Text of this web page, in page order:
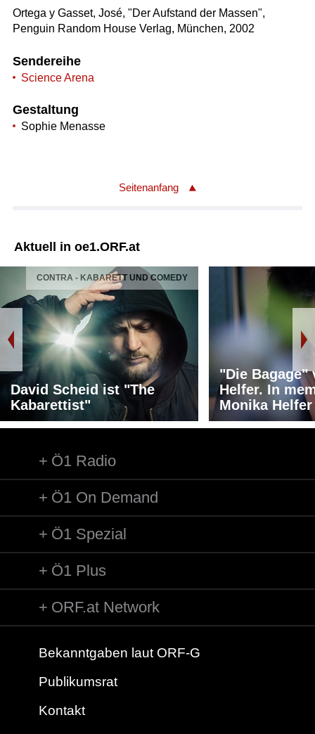
Ortega y Gasset, José, "Der Aufstand der Massen",
Penguin Random House Verlag, München, 2002
Sendereihe
Science Arena
Gestaltung
Sophie Menasse
Seitenanfang
Aktuell in oe1.ORF.at
CONTRA - KABARETT UND COMEDY
David Scheid ist "The
Kabarettist"
"Die Bagage"
Helfer. In
Monika Helfer
Ö1 Radio
Ö1 On Demand
Ö1 Spezial
Ö1 Plus
ORF.at Network
Bekanntgaben laut ORF-G
Publikumsrat
Kontakt